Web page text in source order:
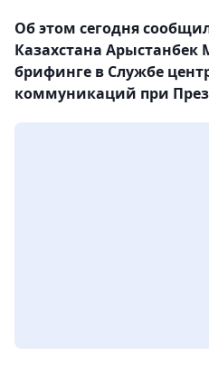
Об этом сегодня
Казахстана
брифинге в Службе
коммуникаций при